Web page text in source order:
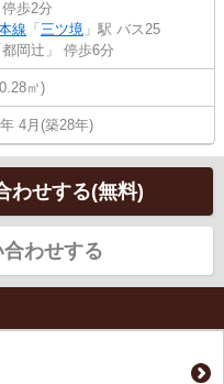
歩2分
線 「 三ツ境 」駅 バス25
岡辻」 停歩6分
㎡)
4月(築28年)
わせする(無料)
わせする